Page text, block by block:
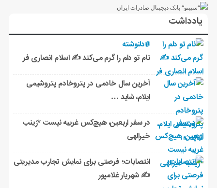
یادداشت
#دلنوشته
نام تو دلم را گرم می‌کند ✍️ اسلام انصاری فر
آخرین سال خادمی در پتروخادم پتروشیمی
ایلام، شاید …
در سفر اربعین، هیچ‌کس غریبه نیست *زینب
خیرالهی
انتصابات؛ فرصتی برای نمایش تجارب مدیریتی
✍ شهریار غلامپور